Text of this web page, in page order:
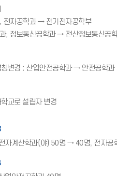
전자공학과 → 전기전자공학부
, 정보통신공학과 → 전산정보통신공
변경 : 산업안전공학과 → 안전공학과
교로 설립자 변경
자계산학과(야) 50명 → 40명, 전자